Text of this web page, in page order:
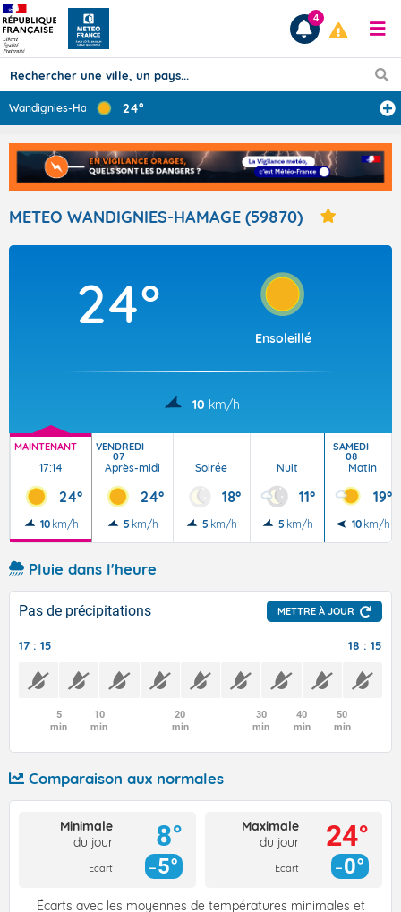
Prévisions
TOUS LES RÉSULTATS
Articles
4
Wandignies-Hama ... 24°
METEO WANDIGNIES-HAMAGE (59870)
24°
Ensoleillé
10 km/h
MAINTENANT
17:14
24°
10 km/h
VENDREDI
07
Après-midi
24°
5 km/h
Soirée
18°
5 km/h
Nuit
11°
5 km/h
SAMEDI
08
Matin
19°
10 km/h
Pluie dans l'heure
Pas de précipitations METTRE À JOUR
17 : 15 18 : 15
5
min
10
min
20
min
30
min
40
min
50
min
Comparaison aux normales
Minimale
du jour
Ecart
8°
5°
Maximale
du jour
Ecart
24°
0°
Écarts avec les moyennes de températures minimales et